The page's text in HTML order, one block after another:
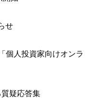
せ
個人投資家向けオンラ
疑応答集